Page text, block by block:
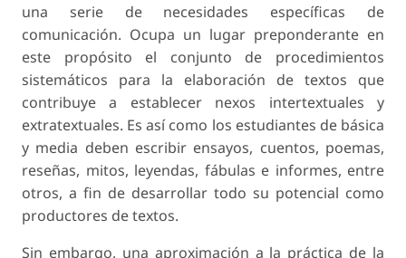
una serie de necesidades específicas de
comunicación. Ocupa un lugar preponderante en
este propósito el conjunto de procedimientos
sistemáticos para la elaboración de textos que
contribuye a establecer nexos intertextuales y
extratextuales. Es así como los estudiantes de básica
y media deben escribir ensayos, cuentos, poemas,
reseñas, mitos, leyendas, fábulas e informes, entre
otros, a fin de desarrollar todo su potencial como
productores de textos.
Sin embargo, una aproximación a la práctica de la